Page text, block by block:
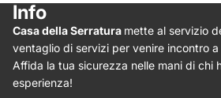
Star rating
Info
Casa della Serratura mette al servizio
ventaglio di servizi per venire incontro
Affida la tua sicurezza nelle mani di chi
esperienza!